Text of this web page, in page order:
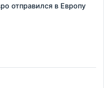
отправился в Европу